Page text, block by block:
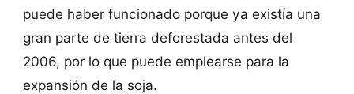
puede haber funcionado porque ya existía una
gran parte de tierra deforestada antes del
2006, por lo que puede emplearse para la
expansión de la soja.